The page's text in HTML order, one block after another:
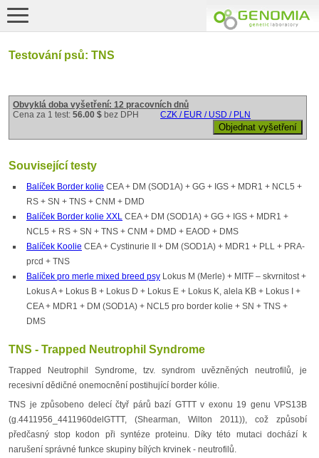
Testování psů: TNS
Obvyklá doba vyšetření: 12 pracovních dnů
Cena za 1 test: 56.00 $ bez DPH CZK / EUR / USD / PLN
Související testy
Balíček Border kolie CEA + DM (SOD1A) + GG + IGS + MDR1 + NCL5 +
RS + SN + TNS + CNM + DMD
Balíček Border kolie XXL CEA + DM (SOD1A) + GG + IGS + MDR1 +
NCL5 + RS + SN + TNS + CNM + DMD + EAOD + DMS
Balíček Koolie CEA + Cystinurie II + DM (SOD1A) + MDR1 + PLL + PRA-
prcd + TNS
Balíček pro merle mixed breed psy Lokus M (Merle) + MITF – skvrnitost +
Lokus A + Lokus B + Lokus D + Lokus E + Lokus K, alela KB + Lokus I +
CEA + MDR1 + DM (SOD1A) + NCL5 pro border kolie + SN + TNS +
DMS
TNS - Trapped Neutrophil Syndrome
Trapped Neutrophil Syndrome, tzv. syndrom uvězněných neutrofilů, je
recesivní dědičné onemocnění postihující border kólie.
TNS je způsobeno delecí čtyř párů bazí GTTT v exonu 19 genu VPS13B
(g.4411956_4411960delGTTT, (Shearman, Wilton 2011)), což způsobí
předčasný stop kodon při syntéze proteinu. Díky této mutaci dochází k
narušení správné funkce skupiny bílých krvinek - neutrofilů.